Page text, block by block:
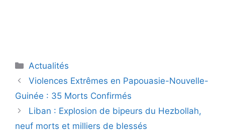
Catégories
Actualités
Violences Extrêmes en Papouasie-Nouvelle-
Guinée : 35 Morts Confirmés
Liban : Explosion de bipeurs du Hezbollah,
neuf morts et milliers de blessés